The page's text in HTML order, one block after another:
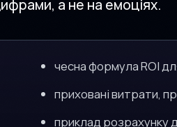
а не на емоціях.
чесна формула ROI
приховані витрати,
приклад розрахунку